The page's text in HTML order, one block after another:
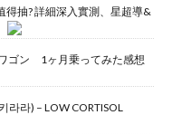
抽? 詳細深入實測、星超導&
ゴン 1ヶ月乗ってみた感想
라라) – LOW CORTISOL